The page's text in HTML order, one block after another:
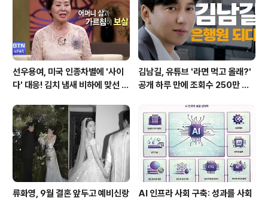
선우용여, 미국 인종차별에 '사이
다' 대응! 김치 냄새 비하에 맞선 통
김남길, 유튜브 '라면 먹고 올래?'
공개 하루 만에 조회수 250만 돌
류화영, 9월 결혼 앞두고 예비신랑
AI 인프라 사회 구축: 성과를 사회